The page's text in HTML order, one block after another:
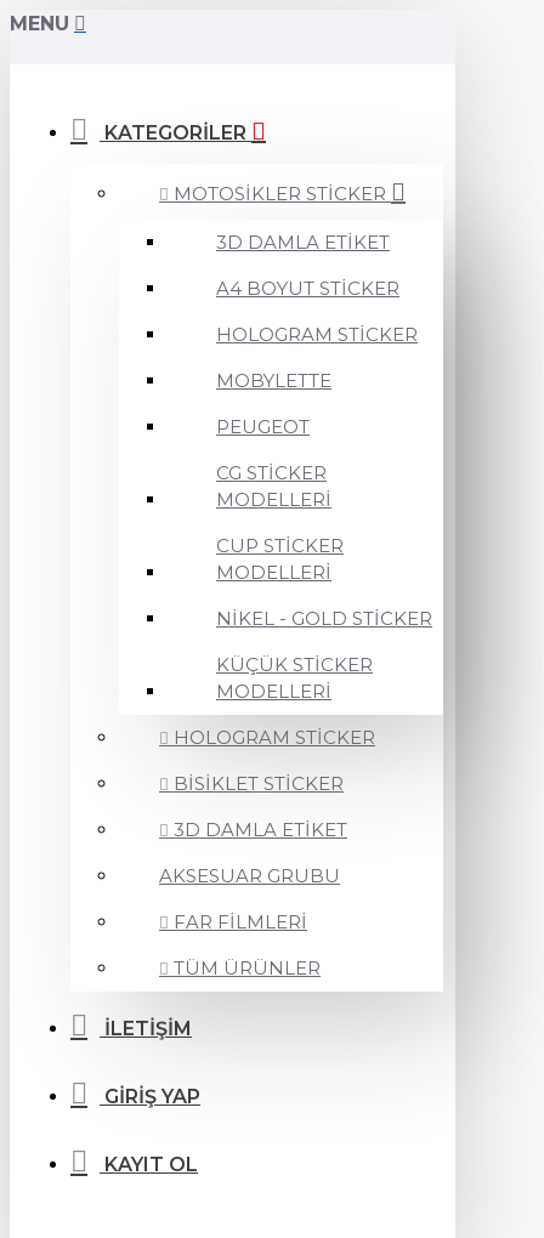
MENU
KATEGORİLER
MOTOSİKLER STİCKER
3D DAMLA ETİKET
A4 BOYUT STİCKER
HOLOGRAM STİCKER
MOBYLETTE
PEUGEOT
CG STİCKER
MODELLERİ
CUP STİCKER
MODELLERİ
NİKEL - GOLD STİCKER
KÜÇÜK STİCKER
MODELLERİ
HOLOGRAM STİCKER
BİSİKLET STİCKER
3D DAMLA ETİKET
AKSESUAR GRUBU
FAR FİLMLERİ
TÜM ÜRÜNLER
İLETİŞİM
GİRİŞ YAP
KAYIT OL